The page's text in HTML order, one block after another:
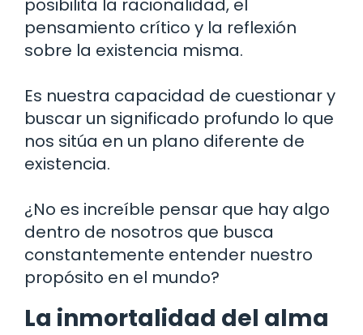
pensamiento crítico y la reflexión
sobre la existencia misma.
Es nuestra capacidad de cuestionar y
buscar un significado profundo lo que
nos sitúa en un plano diferente de
existencia.
¿No es increíble pensar que hay algo
dentro de nosotros que busca
constantemente entender nuestro
propósito en el mundo?
La inmortalidad del alma